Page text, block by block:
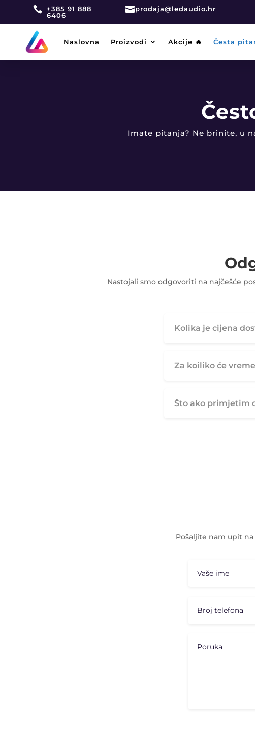
 +385 91 888
6406
prodaja@ledaudio.hr
Naslovna Proizvodi Akcije 🔥 Česta
Imate pitanja? Ne brinite, u
Nastojali smo odgovoriti na najčešće
Kolika je cijena
Za koiliko će
Što ako primjetim
Pošaljite nam upit